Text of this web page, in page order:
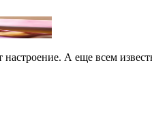
А еще всем